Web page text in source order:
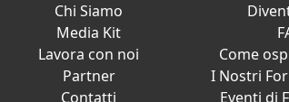
Chi Siamo
Media Kit
Lavora con noi
Partner
Contatti
Come
I Nostri
Eventi di